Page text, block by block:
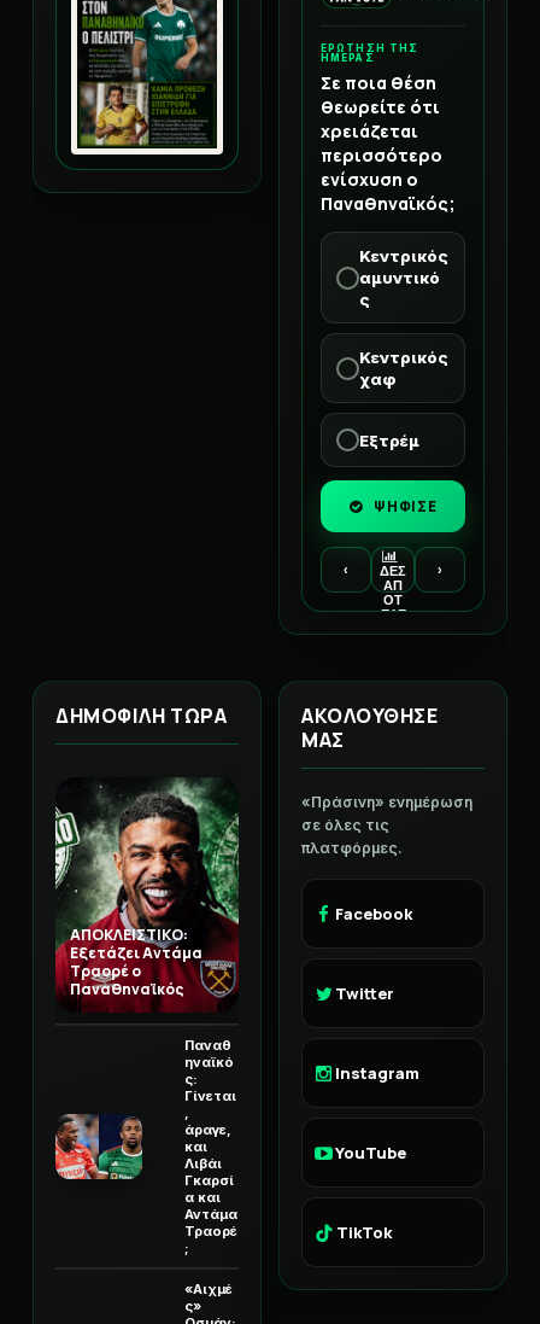
ΕΡΩΤΗΣΗ ΤΗΣ
ΗΜΕΡΑΣ
Σε ποια θέση
θεωρείτε ότι
χρειάζεται
περισσότερο
ενίσχυση ο
Παναθηναϊκός;
Κεντρικός
αμυντικό
ς
Κεντρικός
χαφ
Εξτρέμ
ΨΗΦΙΣΕ
‹
ΔΕΣ
ΑΠ
ΟΤ
ΕΛΕ
›
ΔΗΜΟΦΙΛΗ ΤΩΡΑ
ΑΠΟΚΛΕΙΣΤΙΚΟ:
Εξετάζει Αντάμα
Τραορέ ο
Παναθηναϊκός
Παναθ
ηναϊκό
ς:
Γίνεται
,
άραγε,
και
Λιβάι
Γκαρσί
α και
Αντάμα
Τραορέ
;
«Αιχμέ
ς»
ΑΚΟΛΟΥΘΗΣΕ
ΜΑΣ
«Πράσινη» ενημέρωση
σε όλες τις
πλατφόρμες.
Facebook
Twitter
Instagram
YouTube
TikTok